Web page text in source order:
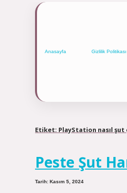
Anasayfa Gizlilik Politikası
Etiket: PlayStation nasıl
Peste Şut
Tarih: Kasım 5, 2024